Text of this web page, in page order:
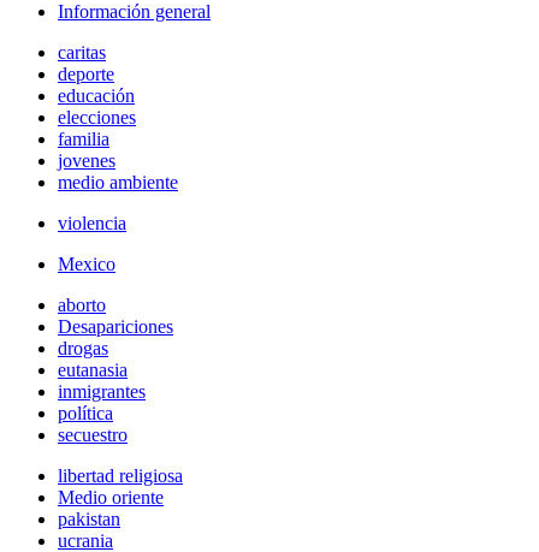
Información general
caritas
deporte
educación
elecciones
familia
jovenes
medio ambiente
violencia
Mexico
aborto
Desapariciones
drogas
eutanasia
inmigrantes
política
secuestro
libertad religiosa
Medio oriente
pakistan
ucrania